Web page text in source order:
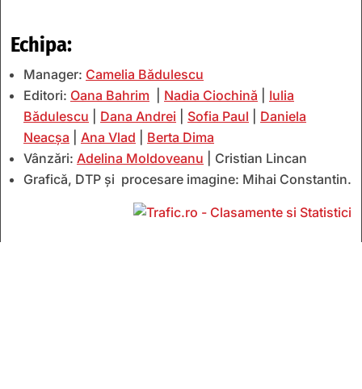
Echipa:
Manager: Camelia Bădulescu
Editori: Oana Bahrim Nadia Ciochină
Iulia
Bădulescu
Dana Andrei Sofia Paul
Daniela
Neacșa
Ana Vlad
Berta Dima
Vânzări: Adelina Moldoveanu | Cristian Lincan
Grafică, DTP și procesare imagine: Mihai Constantin.